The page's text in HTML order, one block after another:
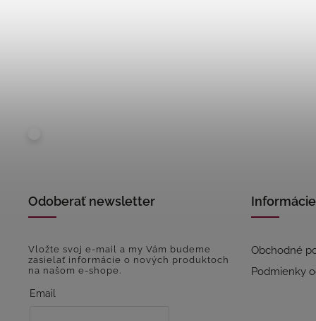
Odoberať newsletter
Vložte svoj e-mail a my Vám budeme
zasielať informácie o nových produktoch
na našom e-shope.
Email
Obchodné
Podmienky